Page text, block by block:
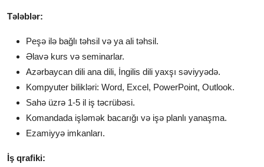
Tələblər:
Peşə ilə bağlı təhsil və ya ali təhsil.
Əlavə kurs və seminarlar.
Azərbaycan dili ana dili, İngilis dili yaxşı səviyyədə.
Kompyuter bilikləri: Word, Excel, PowerPoint, Outlook.
Sahə üzrə 1-5 il iş təcrübəsi.
Komandada işləmək bacarığı və işə planlı yanaşma.
Ezamiyyə imkanları.
İş qrafiki: